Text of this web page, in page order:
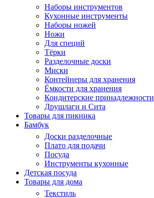
Наборы инструментов
Кухонные инструменты
Наборы ножей
Ножи
Для специй
Тёрки
Разделочные доски
Миски
Контейнеры для хранения
Ёмкости для хранения
Кондитерские принадлежности
Друшлаги и Сита
Товары для пикника
Бамбук
Доски разделочные
Плато для подачи
Посуда
Инструменты кухонные
Детская посуда
Товары для дома
Текстиль